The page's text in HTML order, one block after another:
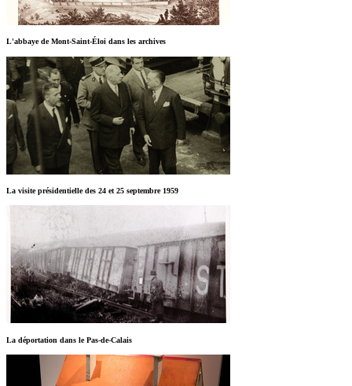
L'abbaye de Mont-Saint-Éloi dans les archives
La visite présidentielle des 24 et 25 septembre 1959
La déportation dans le Pas-de-Calais